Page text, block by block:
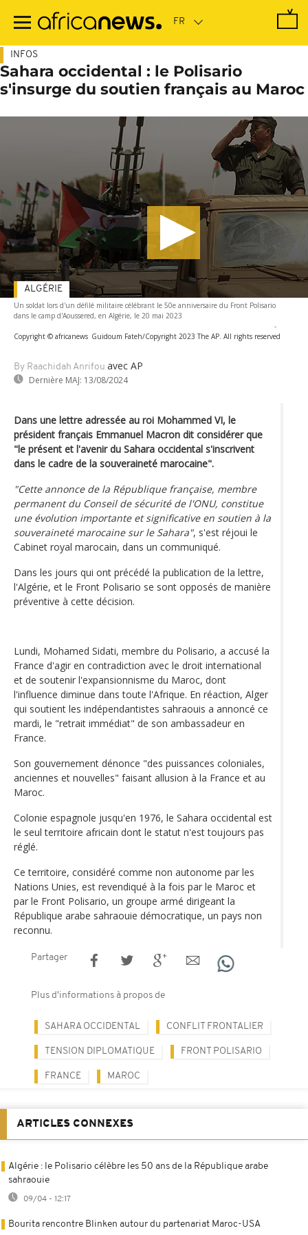
contenu
INFOS
Sahara occidental : le Polisario
s'insurge du soutien français au Maroc
Un soldat lors d'un défilé militaire célébrant le 50e anniversaire du Front Polisario
dans le camp d'Aoussered, en Algérie, le 20 mai 2023
-
Copyright © africanews Guidoum Fateh/Copyright 2023 The AP. All rights reserved
By Raachidah Anrifou avec AP
Dernière MAJ: 13/08/2024
ALGÉRIE
Dans une lettre adressée au roi Mohammed VI, le
président français Emmanuel Macron dit considérer que
"le présent et l'avenir du Sahara occidental s'inscrivent
dans le cadre de la souveraineté marocaine".
"Cette annonce de la République française, membre
permanent du Conseil de sécurité de l'ONU, constitue
une évolution importante et significative en soutien à la
souveraineté marocaine sur le Sahara", s'est réjoui le
Cabinet royal marocain, dans un communiqué.
Dans les jours qui ont précédé la publication de la lettre,
l'Algérie, et le Front Polisario se sont opposés de manière
préventive à cette décision.
Lundi, Mohamed Sidati, membre du Polisario, a accusé la
France d'agir en contradiction avec le droit international
et de soutenir l'expansionnisme du Maroc, dont
l'influence diminue dans toute l'Afrique. En réaction, Alger
qui soutient les indépendantistes sahraouis a annoncé ce
mardi, le "retrait immédiat" de son ambassadeur en
France.
Son gouvernement dénonce "des puissances coloniales,
anciennes et nouvelles" faisant allusion à la France et au
Maroc.
Colonie espagnole jusqu'en 1976, le Sahara occidental est
le seul territoire africain dont le statut n'est toujours pas
réglé.
Ce territoire, considéré comme non autonome par les
Nations Unies, est revendiqué à la fois par le Maroc et
par le Front Polisario, un groupe armé dirigeant la
République arabe sahraouie démocratique, un pays non
reconnu.
Partager
Plus d'informations à propos de
SAHARA OCCIDENTAL CONFLIT FRONTALIER
TENSION DIPLOMATIQUE FRONT POLISARIO
FRANCE MAROC
ARTICLES CONNEXES
Algérie : le Polisario célèbre les 50 ans de la République arabe
sahraouie
09/04 - 12:17
Bourita rencontre Blinken autour du partenariat Maroc-USA